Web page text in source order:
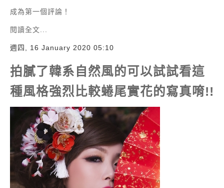
成為第一個評論！
閱讀全文...
週四, 16 January 2020 05:10
拍膩了韓系自然風的可以試試看這
種風格強烈比較蜷尾實花的寫真唷!!